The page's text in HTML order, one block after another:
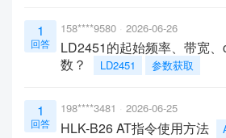
1
回答
158****9580 2026-06-26
LD2451的起始频率、带宽
数？
LD2451 参数获取
1
回答
198****3481 2026-06-25
HLK-B26 AT指令使用方法